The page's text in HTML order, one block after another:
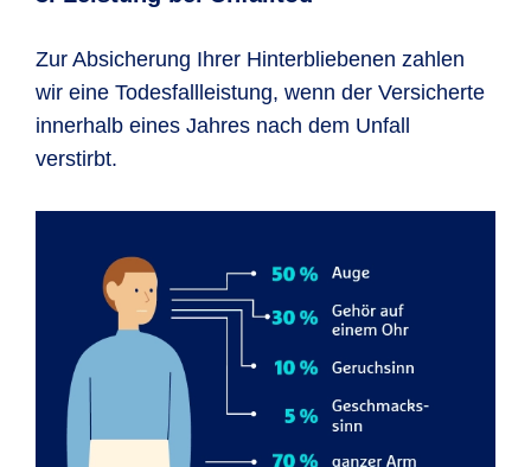
Zur Absicherung Ihrer Hinterbliebenen zahlen
wir eine Todesfallleistung, wenn der Versicherte
innerhalb eines Jahres nach dem Unfall
verstirbt.